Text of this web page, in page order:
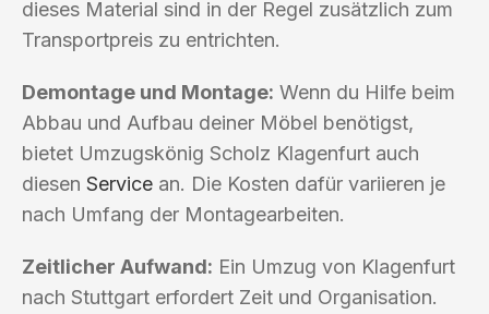
dieses Material sind in der Regel zusätzlich zum
Transportpreis zu entrichten.
Demontage und Montage: Wenn du Hilfe beim
Abbau und Aufbau deiner Möbel benötigst,
bietet Umzugskönig Scholz Klagenfurt auch
diesen Service an. Die Kosten dafür variieren je
nach Umfang der Montagearbeiten.
Zeitlicher Aufwand: Ein Umzug von Klagenfurt
nach Stuttgart erfordert Zeit und Organisation.